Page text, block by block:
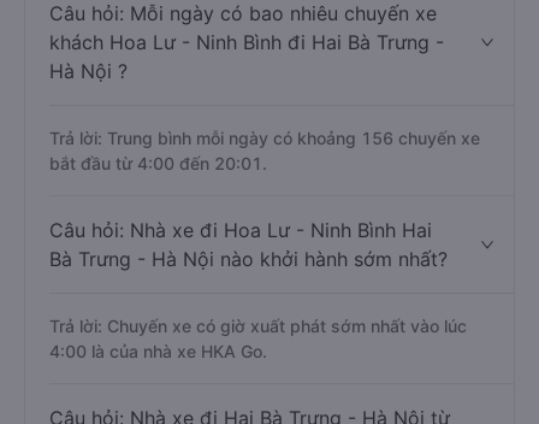
Câu hỏi: Mỗi ngày có bao nhiêu chuyến xe
khách Hoa Lư - Ninh Bình đi Hai Bà Trưng -
Hà Nội ?
Trả lời: Trung bình mỗi ngày có khoảng 156 chuyến xe
bắt đầu từ 4:00 đến 20:01.
Câu hỏi: Nhà xe đi Hoa Lư - Ninh Bình Hai
Bà Trưng - Hà Nội nào khởi hành sớm nhất?
Trả lời: Chuyến xe có giờ xuất phát sớm nhất vào lúc
4:00 là của nhà xe HKA Go.
Câu hỏi: Nhà xe đi Hai Bà Trưng - Hà Nội từ